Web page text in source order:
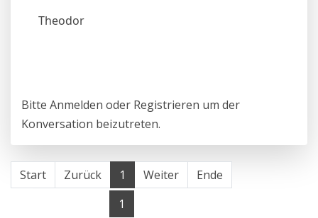
Theodor
Bitte Anmelden oder Registrieren um der
Konversation beizutreten.
Start Zurück 1 Weiter
Ende
1